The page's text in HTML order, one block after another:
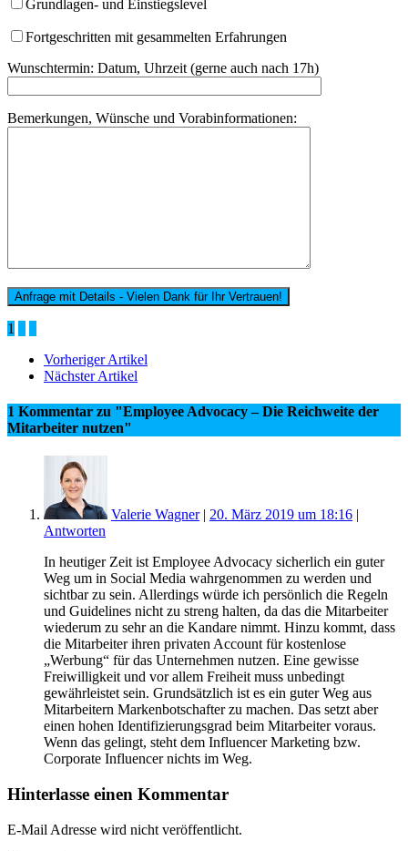
Grundlagen- und Einstiegslevel
Fortgeschritten mit gesammelten Erfahrungen
Wunschtermin: Datum, Uhrzeit (gerne auch nach 17h)
Bemerkungen, Wünsche und Vorabinformationen:
1
Vorheriger Artikel
Nächster Artikel
1 Kommentar zu "Employee Advocacy – Die Reichweite der
Mitarbeiter nutzen"
Valerie Wagner| 20. März 2019 um 18:16 |
Antworten
In heutiger Zeit ist Employee Advocacy sicherlich ein guter
Weg um in Social Media wahrgenommen zu werden und
sichtbar zu sein. Allerdings würde ich persönlich die Regeln
und Guidelines nicht zu streng halten, da das die Mitarbeiter
wiederum zu sehr an die Kandare nimmt. Hinzu kommt, dass
die Mitarbeiter ihren privaten Account für kostenlose
„Werbung“ für das Unternehmen nutzen. Eine gewisse
Freiwilligkeit und vor allem Freiheit muss unbedingt
gewährleistet sein. Grundsätzlich ist es ein guter Weg aus
Mitarbeitern Markenbotschafter zu machen. Das setzt aber
einen hohen Identifizierungsgrad beim Mitarbeiter voraus.
Wenn das gelingt, steht dem Influencer Marketing bzw.
Corporate Influencer nichts im Weg.
Hinterlasse einen Kommentar
E-Mail Adresse wird nicht veröffentlicht.